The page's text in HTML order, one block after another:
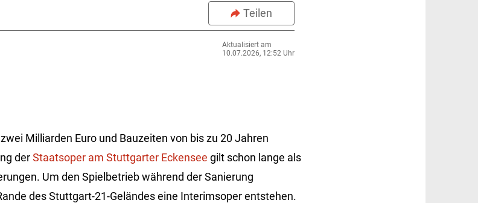
Teilen
Aktualisiert am
10.07.2026, 12:52 Uhr
Milliarden Euro und Bauzeiten von bis zu 20 Jahren
derStaatsoper am Stuttgarter Eckensee gilt schon lange als
Um den Spielbetrieb während der Sanierung
des Stuttgart-21-Geländes eine Interimsoper entstehen.